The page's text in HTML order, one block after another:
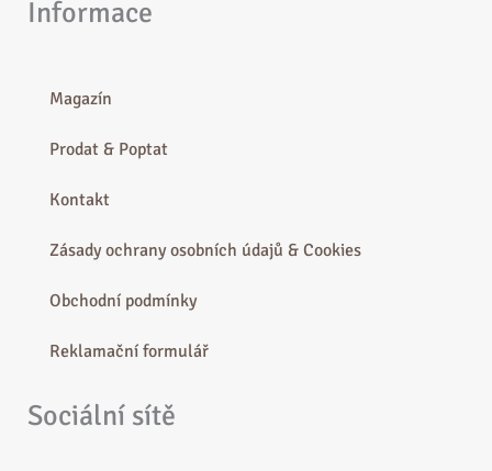
Informace
Magazín
Prodat & Poptat
Kontakt
Zásady ochrany osobních údajů & Cookies
Obchodní podmínky
Reklamační formulář
Sociální sítě